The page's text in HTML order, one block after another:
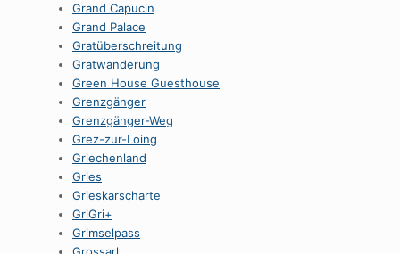
Grand Capucin
Grand Palace
Gratüberschreitung
Gratwanderung
Green House Guesthouse
Grenzgänger
Grenzgänger-Weg
Grez-zur-Loing
Griechenland
Gries
Grieskarscharte
GriGri+
Grimselpass